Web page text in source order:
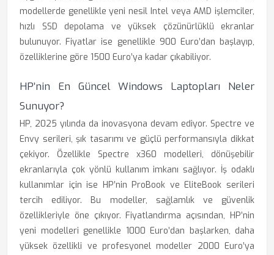
modellerde genellikle yeni nesil Intel veya AMD işlemciler,
hızlı SSD depolama ve yüksek çözünürlüklü ekranlar
bulunuyor. Fiyatlar ise genellikle 900 Euro’dan başlayıp,
özelliklerine göre 1500 Euro’ya kadar çıkabiliyor.
HP’nin En Güncel Windows Laptopları Neler
Sunuyor?
HP, 2025 yılında da inovasyona devam ediyor. Spectre ve
Envy serileri, şık tasarımı ve güçlü performansıyla dikkat
çekiyor. Özellikle Spectre x360 modelleri, dönüşebilir
ekranlarıyla çok yönlü kullanım imkanı sağlıyor. İş odaklı
kullanımlar için ise HP’nin ProBook ve EliteBook serileri
tercih ediliyor. Bu modeller, sağlamlık ve güvenlik
özellikleriyle öne çıkıyor. Fiyatlandırma açısından, HP’nin
yeni modelleri genellikle 1000 Euro’dan başlarken, daha
yüksek özellikli ve profesyonel modeller 2000 Euro’ya